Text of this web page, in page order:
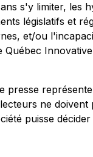
s'y limiter,
législatifs et
et/ou
ne
puisse